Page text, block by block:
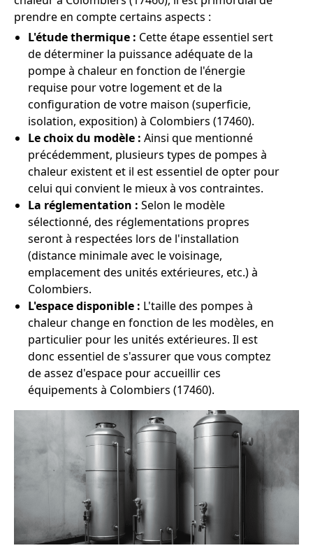
prendre en compte certains aspects :
L'étude thermique : Cette étape essentiel sert
de déterminer la puissance adéquate de la
pompe à chaleur en fonction de l'énergie
requise pour votre logement et de la
configuration de votre maison (superficie,
isolation, exposition) à Colombiers (17460).
Le choix du modèle : Ainsi que mentionné
précédemment, plusieurs types de pompes à
chaleur existent et il est essentiel de opter pour
celui qui convient le mieux à vos contraintes.
La réglementation : Selon le modèle
sélectionné, des réglementations propres
seront à respectées lors de l'installation
(distance minimale avec le voisinage,
emplacement des unités extérieures, etc.) à
Colombiers.
L'espace disponible : L'taille des pompes à
chaleur change en fonction de les modèles, en
particulier pour les unités extérieures. Il est
donc essentiel de s'assurer que vous comptez
de assez d'espace pour accueillir ces
équipements à Colombiers (17460).